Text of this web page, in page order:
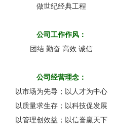
做世纪经典工程
公司工作作风：
团结 勤奋 高效 诚信
公司经营理念：
以市场为先导；以人才为中心
以质量求生存；以科技促发展
以管理创效益；以信誉赢天下